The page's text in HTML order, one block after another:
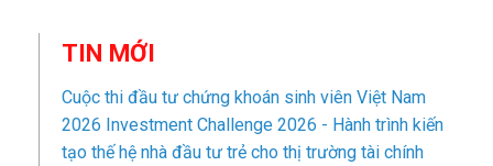
TIN MỚI
Cuộc thi đầu tư chứng khoán sinh viên Việt Nam
2026 Investment Challenge 2026 - Hành trình kiến
tạo thế hệ nhà đầu tư trẻ cho thị trường tài chính